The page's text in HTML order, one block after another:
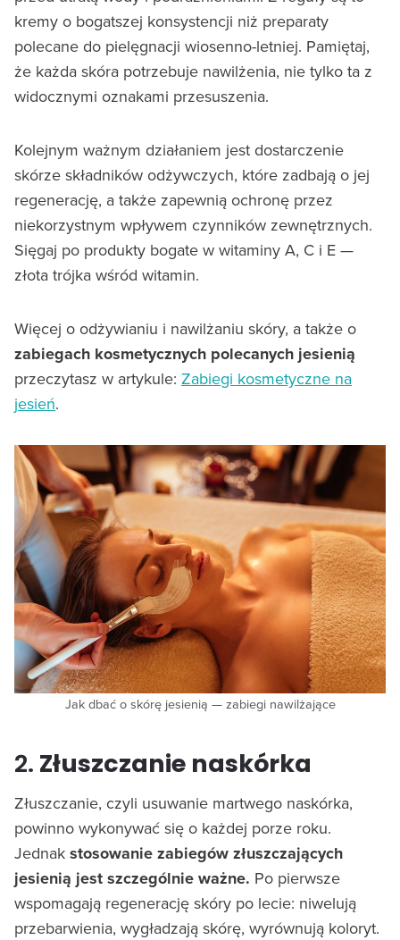
kremy o bogatszej konsystencji niż preparaty
polecane do pielęgnacji wiosenno-letniej. Pamiętaj,
że każda skóra potrzebuje nawilżenia, nie tylko ta z
widocznymi oznakami przesuszenia.
Kolejnym ważnym działaniem jest dostarczenie
skórze składników odżywczych, które zadbają o jej
regenerację, a także zapewnią ochronę przez
niekorzystnym wpływem czynników zewnętrznych.
Sięgaj po produkty bogate w witaminy A, C i E —
złota trójka wśród witamin.
Więcej o odżywianiu i nawilżaniu skóry, a także o
zabiegach kosmetycznych polecanych jesienią
przeczytasz w artykule: Zabiegi kosmetyczne na
jesień.
Jak dbać o skórę jesienią — zabiegi nawilżające
2. Złuszczanie naskórka
Złuszczanie, czyli usuwanie martwego naskórka,
powinno wykonywać się o każdej porze roku.
Jednak stosowanie zabiegów złuszczających
jesienią jest szczególnie ważne. Po pierwsze
wspomagają regenerację skóry po lecie: niwelują
przebarwienia, wygładzają skórę, wyrównują koloryt.